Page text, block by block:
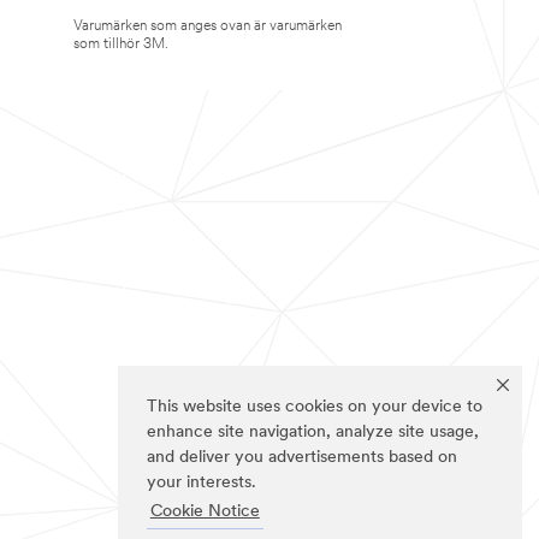
This website uses cookies on your device to
enhance site navigation, analyze site usage,
and deliver you advertisements based on
your interests.
Cookie Notice
Varumärken som anges ovan är varumärken
som tillhör 3M.